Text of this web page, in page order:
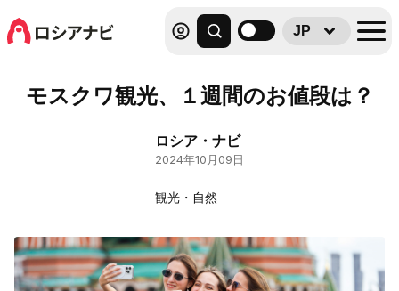
JP
モスクワ観光、１週間のお値段は？
ロシア・ナビ
2024年10月09日
観光・自然